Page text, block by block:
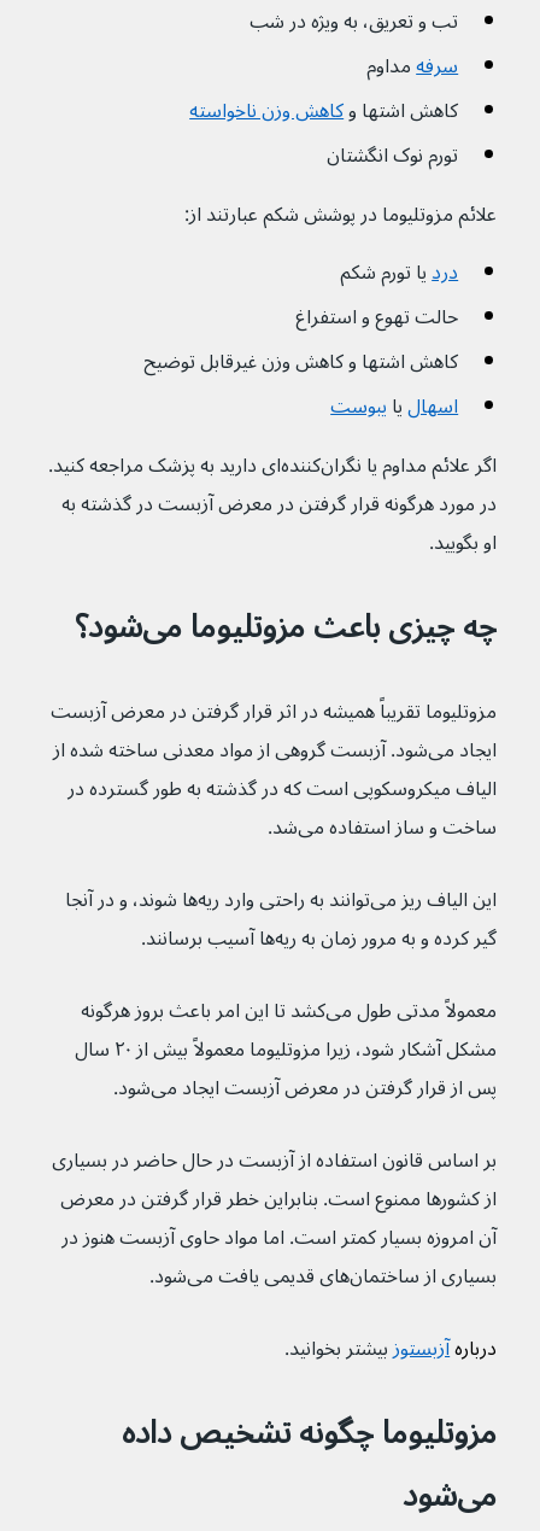
تب و تعریق، به ویژه در شب
سرفهمداوم
کاهش اشتها و کاهش وزن ناخواسته
تورم نوک انگشتان
علائم مزوتلیوما در پوشش شکم عبارتند از:
دردیا تورم شکم
حالت تهوع و استفراغ
کاهش اشتها و کاهش وزن غیرقابل توضیح
اسهالیا یبوست
اگر علائم مداوم یا نگران‌کننده‌ای دارید به پزشک مراجعه کنید.
در مورد هرگونه قرار گرفتن در معرض آزبست در گذشته به
او بگویید.
چه چیزی باعث مزوتلیوما می‌شود؟
مزوتلیوما تقریباً همیشه در اثر قرار گرفتن در معرض آزبست
ایجاد می‌شود. آزبست گروهی از مواد معدنی ساخته شده از
الیاف میکروسکوپی است که در گذشته به طور گسترده در
ساخت و ساز استفاده می‌شد.
این الیاف ریز می‌توانند به راحتی وارد ریه‌ها شوند، و در آنجا
گیر کرده و به مرور زمان به ریه‌ها آسیب برسانند.
معمولاً مدتی طول می‌کشد تا این امر باعث بروز هرگونه
مشکل آشکار شود، زیرا مزوتلیوما معمولاً بیش از ۲۰ سال
پس از قرار گرفتن در معرض آزبست ایجاد می‌شود.
بر اساس قانون استفاده از آزبست در حال حاضر در بسیاری
از کشورها ممنوع است. بنابراین خطر قرار گرفتن در معرض
آن امروزه بسیار کمتر است. اما مواد حاوی آزبست هنوز در
بسیاری از ساختمان‌های قدیمی یافت می‌شود.
درباره آزبستوزبیشتر بخوانید.
مزوتلیوما چگونه تشخیص داده
می‌شود